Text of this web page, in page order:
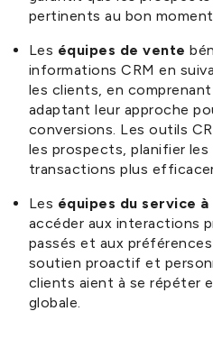
pertinents au bon
Les équipes de vente
informations CRM en
les clients, en
adaptant leur approche
conversions. Les outils
les prospects, planifier
transactions plus
Les équipes du service
accéder aux interactions
passés et aux
soutien proactif et
clients aient à se répéter
globale.